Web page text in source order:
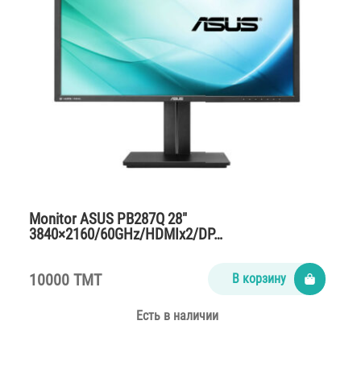
Monitor ASUS PB287Q 28″
3840×2160/60GHz/HDMIx2/DP…
10000 TMT В корзину
Есть в наличии